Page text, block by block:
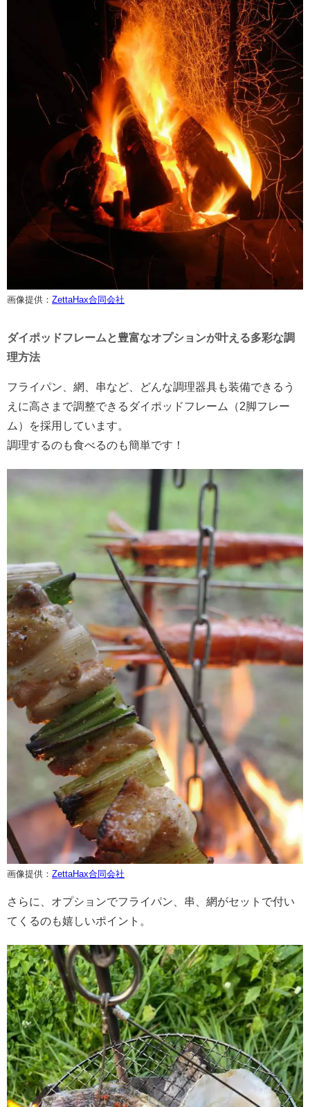
画像提供： ZettaHax合同会社
ダイポッドフレームと豊富なオプションが叶える多彩な調
理方法
フライパン、網、串など、どんな調理器具も装備できるう
えに高さまで調整できるダイポッドフレーム（2脚フレー
ム）を採用しています。
調理するのも食べるのも簡単です！
画像提供： ZettaHax合同会社
さらに、オプションでフライパン、串、網がセットで付い
てくるのも嬉しいポイント。